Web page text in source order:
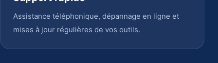
Assistance téléphonique, dépannage en ligne et
mises à jour régulières de vos outils.